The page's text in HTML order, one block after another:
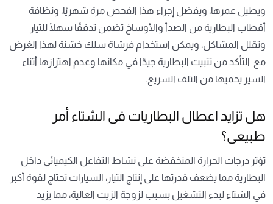
ويطيل عمرها، ويفضل إجراء هذا الفحص مرة شهريًا، ونظافة
أقطاب البطارية من الصدأ والأوساخ تضمن تدفقًا سهلًا للتيار
وتقلل المشاكل، ويمكن استخدام فرشاة سلك خشنة لهذا الغرض
مع التأكد من تثبيت البطارية جيدًا في مكانها وعدم اهتزازها أثناء
السير يحميها من التلف السريع.
هل تزايد اعطال البطاريات فى الشتاء أمر
طبيعى؟
تؤثر درجات الحرارة المنخفضة على نشاط التفاعل الكيميائي داخل
البطارية مما يضعف قدرتها على إنتاج التيار، السيارات تحتاج لقوة أكبر
في الشتاء لبدء التشغيل بسبب لزوجة الزيت العالية، مما يزيد